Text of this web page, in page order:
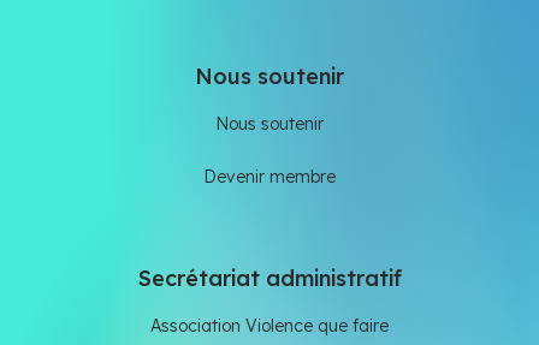
Nous soutenir
Nous soutenir
Devenir membre
Secrétariat administratif
Association Violence que faire